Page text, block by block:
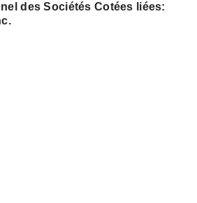
des Sociétés Cotées liées: